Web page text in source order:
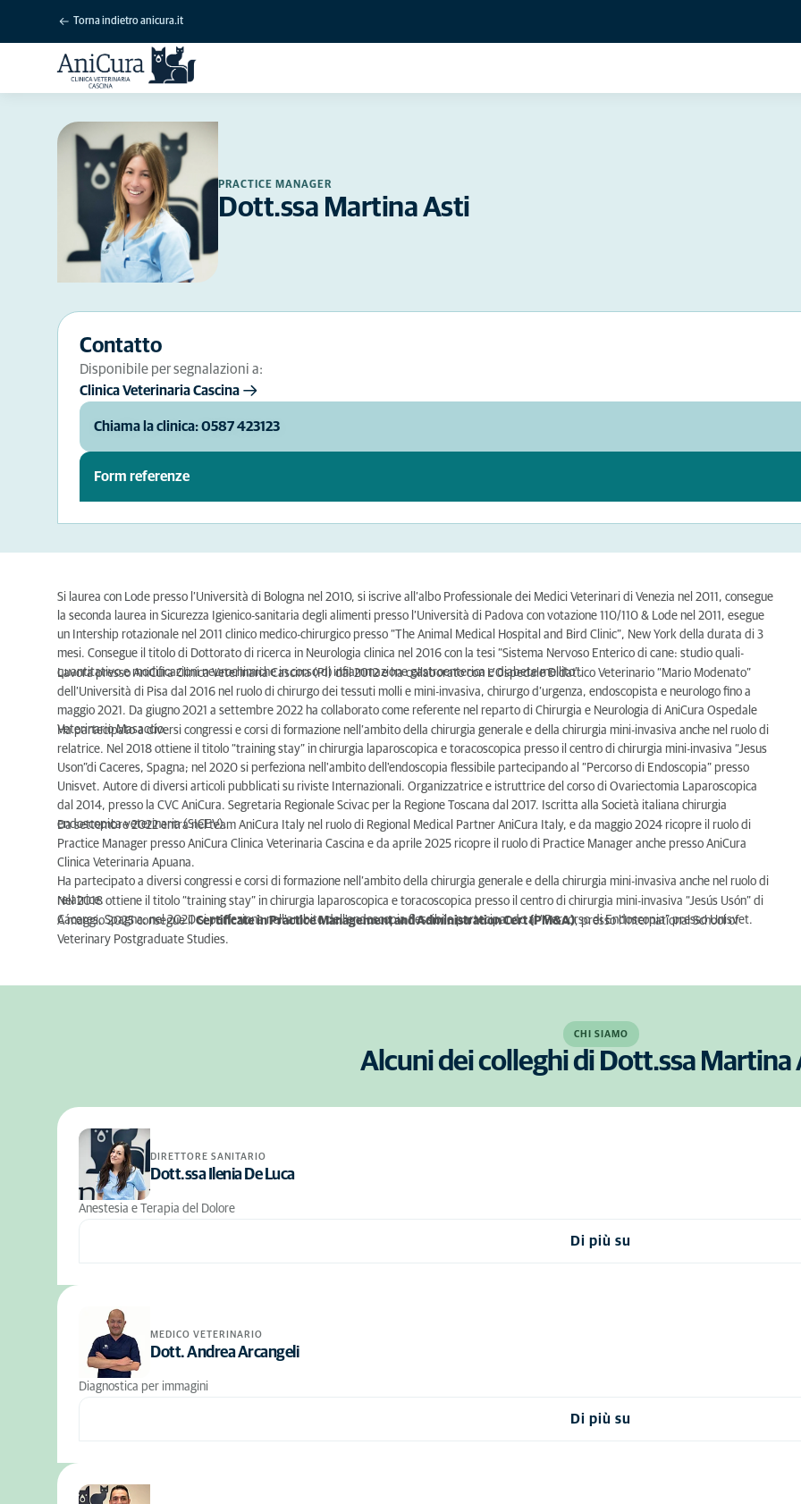
Torna indietro anicura.it
PRACTICE MANAGER
Dott.ssa Martina Asti
Contatto
Disponibile per segnalazioni a:
Clinica Veterinaria Cascina
Chiama la clinica: 0587 423123
Form referenze
Si laurea con Lode presso l’Università di Bologna nel 2010, si iscrive all’albo Professionale dei Medici Veterinari di Venezia nel 2011, consegue
la seconda laurea in Sicurezza Igienico-sanitaria degli alimenti presso l’Università di Padova con votazione 110/110 & Lode nel 2011, esegue
un Intership rotazionale nel 2011 clinico medico-chirurgico presso “The Animal Medical Hospital and Bird Clinic”, New York della durata di 3
mesi. Consegue il titolo di Dottorato di ricerca in Neurologia clinica nel 2016 con la tesi “Sistema Nervoso Enterico di cane: studio quali-
quantitativo e modificazioni neurochimiche in corso di infiammazione gastroenterica e diabete mellito”.
Lavora presso AniCura Clinica Veterinaria Cascina (PI) dal 2012 e ha collaborato con L’Ospedale Didattico Veterinario “Mario Modenato”
dell’Università di Pisa dal 2016 nel ruolo di chirurgo dei tessuti molli e mini-invasiva, chirurgo d’urgenza, endoscopista e neurologo fino a
maggio 2021. Da giugno 2021 a settembre 2022 ha collaborato come referente nel reparto di Chirurgia e Neurologia di AniCura Ospedale
Veterinario Masaccio.
Ha partecipato a diversi congressi e corsi di formazione nell’ambito della chirurgia generale e della chirurgia mini-invasiva anche nel ruolo di
relatrice. Nel 2018 ottiene il titolo “training stay” in chirurgia laparoscopica e toracoscopica presso il centro di chirurgia mini-invasiva “Jesus
Uson”di Caceres, Spagna; nel 2020 si perfeziona nell'ambito dell'endoscopia flessibile partecipando al “Percorso di Endoscopia” presso
Unisvet. Autore di diversi articoli pubblicati su riviste Internazionali. Organizzatrice e istruttrice del corso di Ovariectomia Laparoscopica
dal 2014, presso la CVC AniCura. Segretaria Regionale Scivac per la Regione Toscana dal 2017. Iscritta alla Società italiana chirurgia
endoscopica veterinaria (SICEV).
Da settembre 2022 entra nel team AniCura Italy nel ruolo di Regional Medical
Partner AniCura Italy, e da maggio 2024 ricopre il ruolo di
Practice Manager presso AniCura Clinica Veterinaria Cascina e da aprile 2025 ricopre il ruolo di Practice Manager anche presso AniCura
Clinica Veterinaria Apuana.
Ha partecipato a diversi congressi e corsi di formazione nell’ambito della chirurgia generale e della chirurgia mini-invasiva anche nel ruolo di
relatrice.
Nel 2018 ottiene il titolo “training stay” in chirurgia laparoscopica e toracoscopica presso il centro di chirurgia mini-invasiva “Jesús Usón” di
Cáceres, Spagna; nel 2020 si perfeziona nell'ambito dell'endoscopia flessibilepartecipando al “Percorso di Endoscopia” presso Unisvet.
A maggio 2025 consegue ilCertificate in Practice Management andAdministration Cert (PM&A), presso l'International School of
Veterinary Postgraduate Studies.
CHI SIAMO
Alcuni dei colleghi di Dott.ssa Martina
DIRETTORE SANITARIO
Dott.ssa Ilenia De Luca
Anestesia e Terapia del Dolore
Di più su
MEDICO VETERINARIO
Dott. Andrea Arcangeli
Diagnostica per immagini
Di più su